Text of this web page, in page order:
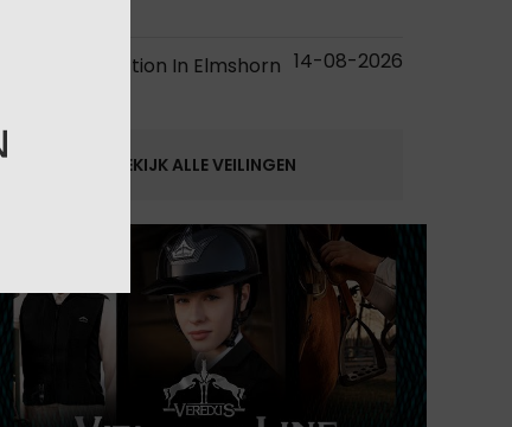
Elite Foal Auction In Elmshorn 14-08-2026
BEKIJK ALLE VEILINGEN